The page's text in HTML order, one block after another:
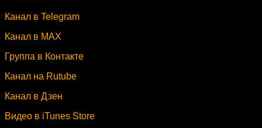
Канал в Telegram
Канал в MAX
Группа в Контакте
Канал на Rutube
Канал в Дзен
Видео в iTunes Store